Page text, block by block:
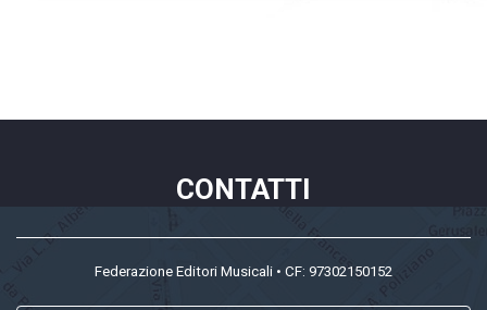
CONTATTI
Federazione Editori Musicali • CF: 97302150152